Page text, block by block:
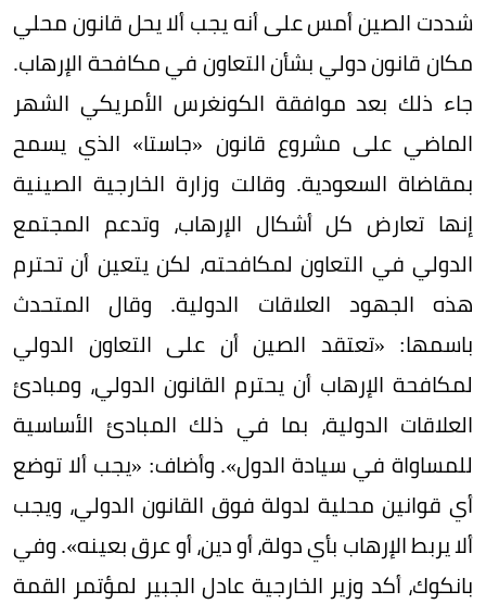
شددت الصين أمس على أنه يجب ألا يحل قانون محلي
مكان قانون دولي بشأن التعاون في مكافحة الإرهاب.
جاء ذلك بعد موافقة الكونغرس الأمريكي الشهر
الماضي على مشروع قانون «جاستا» الذي يسمح
بمقاضاة السعودية. وقالت وزارة الخارجية الصينية
إنها تعارض كل أشكال الإرهاب، وتدعم المجتمع
الدولي في التعاون لمكافحته، لكن يتعين أن تحترم
هذه الجهود العلاقات الدولية. وقال المتحدث
باسمها: «تعتقد الصين أن على التعاون الدولي
لمكافحة الإرهاب أن يحترم القانون الدولي، ومبادئ
العلاقات الدولية، بما في ذلك المبادئ الأساسية
للمساواة في سيادة الدول». وأضاف: «يجب ألا توضع
أي قوانين محلية لدولة فوق القانون الدولي، ويجب
ألا يربط الإرهاب بأي دولة، أو دين، أو عرق بعينه». وفي
بانكوك، أكد وزير الخارجية عادل الجبير لمؤتمر القمة